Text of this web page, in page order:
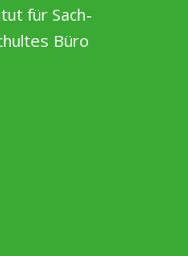
für Sach-
Büro